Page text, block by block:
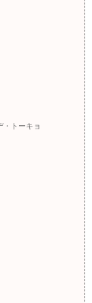
・トーキョ